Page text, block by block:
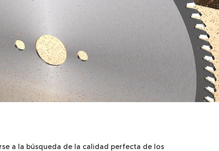
a la búsqueda de la calidad perfecta de los